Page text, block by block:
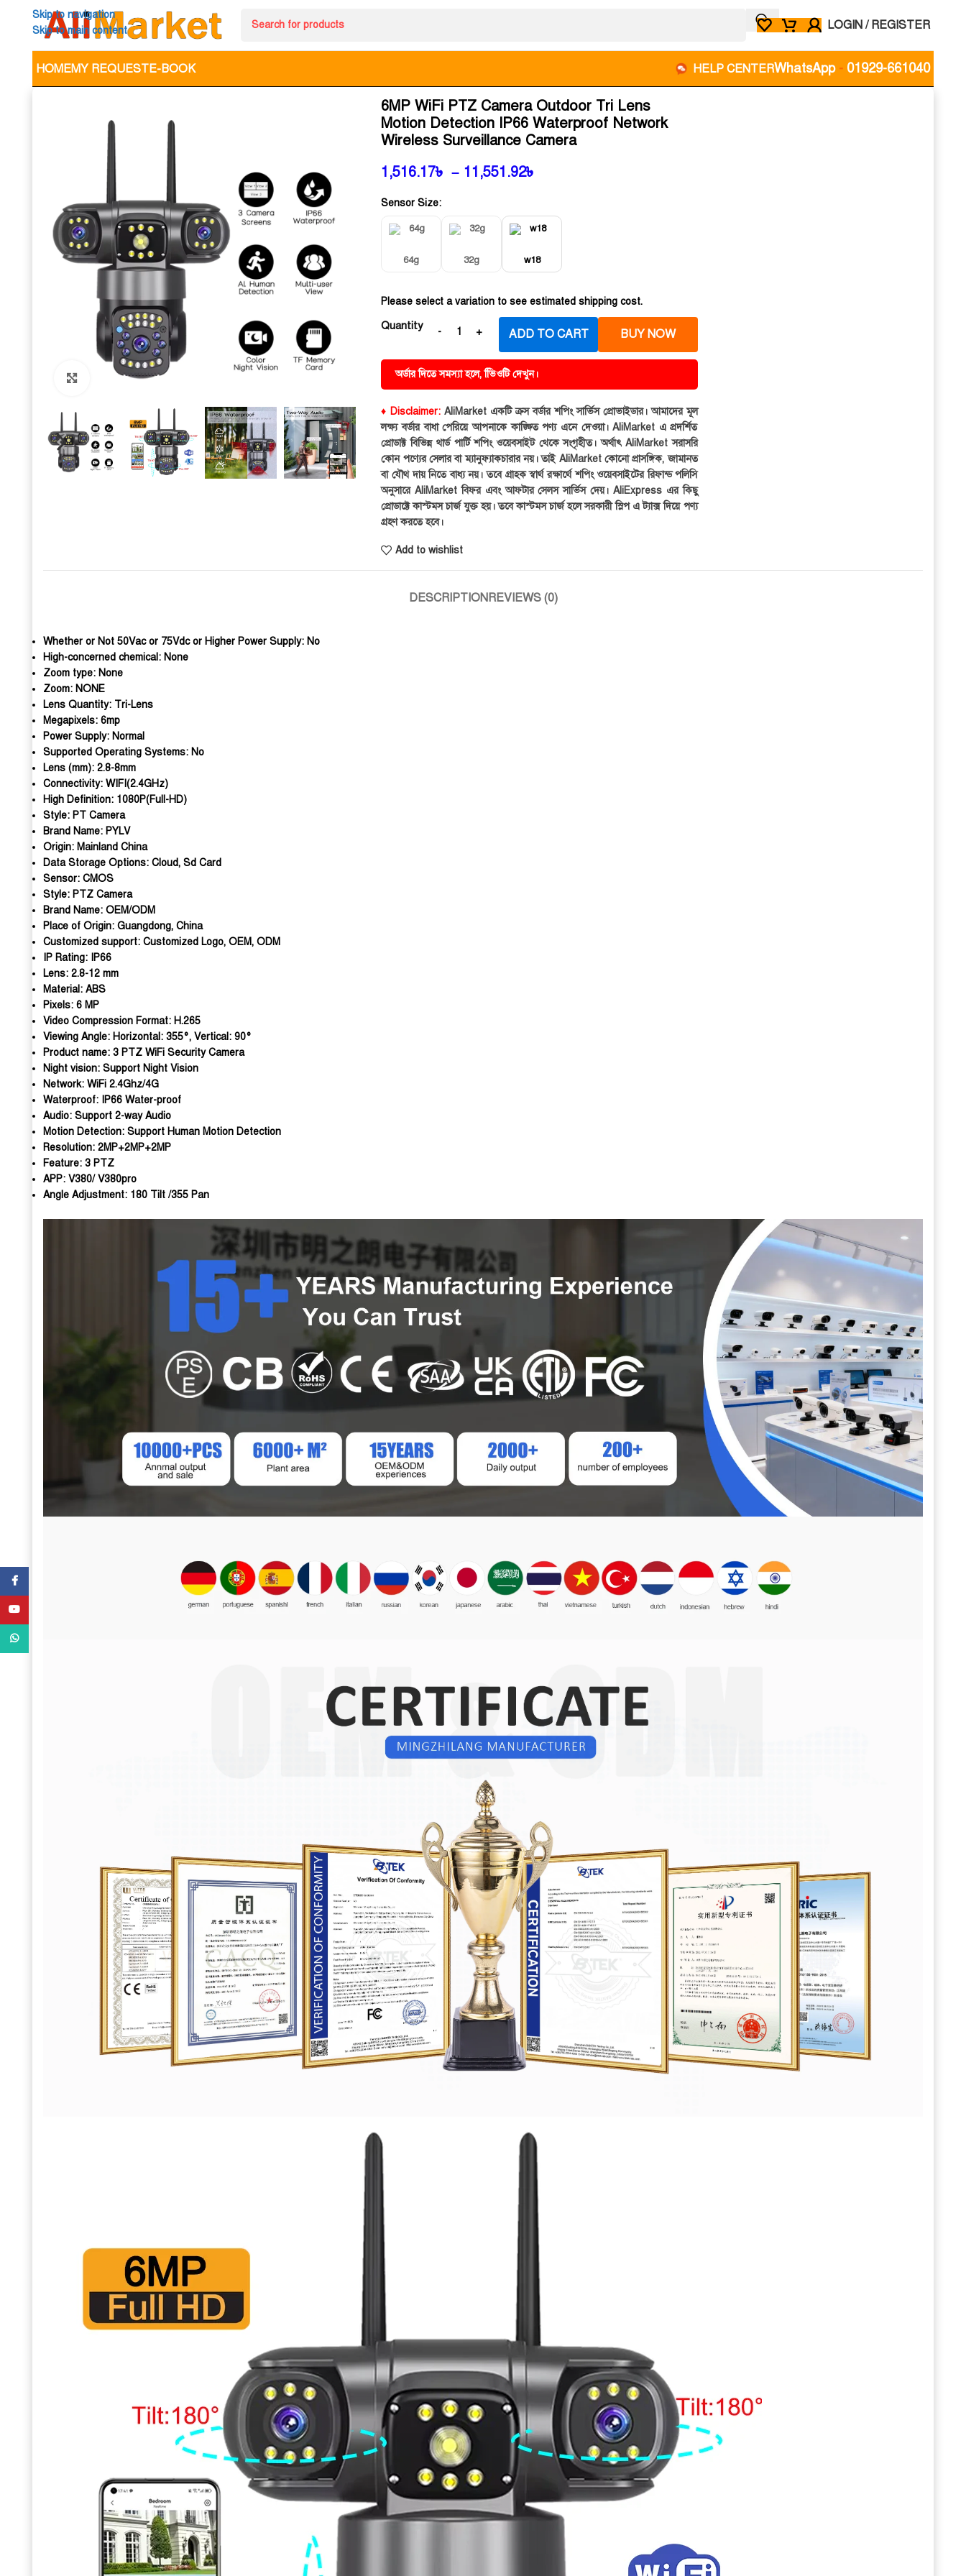
Skip to navigation
Skip to main content
LOGIN / REGISTER
HOMEMY REQUESTE-BOOK HELP CENTERWhatsApp - 01929-661040
Click to enlarge
6MP WiFi PTZ Camera Outdoor Tri Lens
Motion Detection IP66 Waterproof Network
Wireless Surveillance Camera
1,516.17৳ – 11,551.92৳
Sensor Size:
64g 32g w18
Please select a variation to see estimated shipping cost.
Quantity
ADD TO CART BUY NOW
অর্ডার দিতে সমস্যা হলে, ভিিওটি দেখুন।
♦ Disclaimer:AliMarket একটি ক্রস বর্ডার শপিং সার্ভিস প্রোভাইডার। আমাদের মূল
লক্ষ্য বর্ডার বাধা পেরিয়ে আপনাকে কাঙ্ক্ষিত পণ্য এনে দেওয়া। AliMarket এ প্রদর্শিত
প্রোডাক্ট বিভিন্ন থার্ড পার্টি শপিং ওয়েবসাইট থেকে সংগৃহীত। অর্থাৎ AliMarket সরাসরি
কোন পণ্যের সেলার বা ম্যানুফ্যাকচারার নয়। তাই AliMarket কোনো প্রাসঙ্গিক, জামানত
বা যৌথ দায় নিতে বাধ্য নয়। তবে গ্রাহক স্বার্থ রক্ষার্থে শপিং ওয়েবসাইটের রিফান্ড পলিসি
অনুসারে AliMarket বিফর এবং আফটার সেলস সার্ভিস দেয়। AliExpress এর কিছু
প্রোডাক্টে কাস্টমস চার্জ যুক্ত হয়। তবে কাস্টমস চার্জ হলে সরকারী স্লিপ এ ট্যাক্স দিয়ে পণ্য
গ্রহণ করতে হবে।
Add to wishlist
DESCRIPTIONREVIEWS (0)
Whether or Not 50Vac or 75Vdc or Higher Power Supply: No
High-concerned chemical: None
Zoom type: None
Zoom: NONE
Lens Quantity: Tri-Lens
Megapixels: 6mp
Power Supply: Normal
Supported Operating Systems: No
Lens (mm): 2.8-8mm
Connectivity: WIFI(2.4GHz)
High Definition: 1080P(Full-HD)
Style: PT Camera
Brand Name: PYLV
Origin: Mainland China
Data Storage Options: Cloud, Sd Card
Sensor: CMOS
Style: PTZ Camera
Brand Name: OEM/ODM
Place of Origin: Guangdong, China
Customized support: Customized Logo, OEM, ODM
IP Rating: IP66
Lens: 2.8-12 mm
Material: ABS
Pixels: 6 MP
Video Compression Format: H.265
Viewing Angle: Horizontal: 355°, Vertical: 90°
Product name: 3 PTZ WiFi Security Camera
Night vision: Support Night Vision
Network: WiFi 2.4Ghz/4G
Waterproof: IP66 Water-proof
Audio: Support 2-way Audio
Motion Detection: Support Human Motion Detection
Resolution: 2MP+2MP+2MP
Feature: 3 PTZ
APP: V380/ V380pro
Angle Adjustment: 180 Tilt /355 Pan